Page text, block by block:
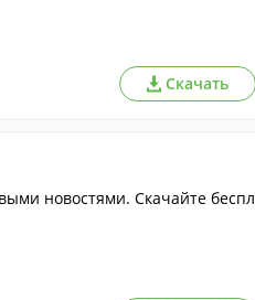
Скачать
новостями. Скачайте беспл